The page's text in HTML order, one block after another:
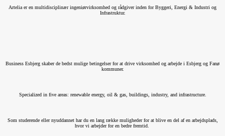
Artelia er en multidisciplinær ingeniørvirksomhed og rådgiver inden for Byggeri, Energi & Industri og
Infrastruktur.
Business Esbjerg skaber de bedst mulige betingelser for at drive virksomhed og arbejde i Esbjerg og Fanø
kommuner.
Specialized in five areas: renewable energy, oil & gas, buildings, industry, and infrastructure.
Som studerende eller nyuddannet har du en lang række muligheder for at blive en del af en arbejdsplads,
hvor vi arbejder for en bedre fremtid.